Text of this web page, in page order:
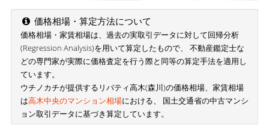
価格相場・算定方法について
価格相場・家賃相場は、過去の実取引データに対して回帰分析
(Regression Analysis)を用いて算定したもので、 不動産鑑定士な
どの専門家が実際に価格査定を行う際と同等の算定手法を適用し
ています。
ウチノカチが提供するリバティ高木(森川)の価格相場、家賃相場
は高木中央のマンション相場における、 国土交通省の中古マンシ
ョン取引データに基づき算定しています。